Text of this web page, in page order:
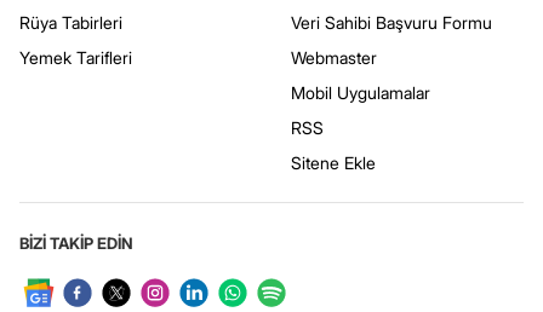
Rüya Tabirleri
Yemek Tarifleri
Veri Sahibi Başvuru Formu
Webmaster
Mobil Uygulamalar
RSS
Sitene Ekle
BİZİ TAKİP EDİN